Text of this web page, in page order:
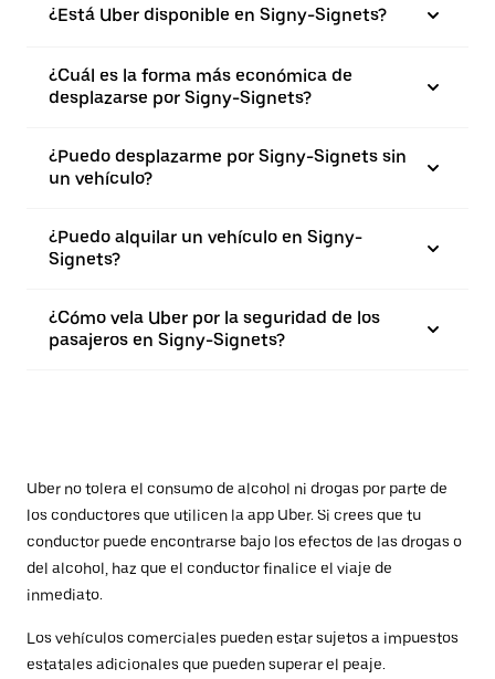
¿Está Uber disponible en Signy-Signets?
¿Cuál es la forma más económica de
desplazarse por Signy-Signets?
¿Puedo desplazarme por Signy-Signets sin
un vehículo?
¿Puedo alquilar un vehículo en Signy-
Signets?
¿Cómo vela Uber por la seguridad de los
pasajeros en Signy-Signets?
Uber no tolera el consumo de alcohol ni drogas por parte de
los conductores que utilicen la app Uber. Si crees que tu
conductor puede encontrarse bajo los efectos de las drogas o
del alcohol, haz que el conductor finalice el viaje de
inmediato.
Los vehículos comerciales pueden estar sujetos a impuestos
estatales adicionales que pueden superar el peaje.